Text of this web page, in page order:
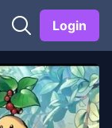
Login